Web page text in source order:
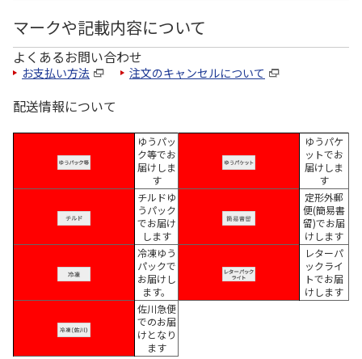
マークや記載内容について
よくあるお問い合わせ
お支払い方法 注文のキャンセルについて
配送情報について
ゆうパッ
ク等でお
届けしま
す
ゆうパケ
ットでお
届けしま
す
チルドゆ
うパック
でお届け
します
定形外郵
便(簡易書
留)でお届
けします
冷凍ゆう
パックで
お届けし
ます。
レターパ
ックライ
トでお届
けします
佐川急便
でのお届
けとなり
ます